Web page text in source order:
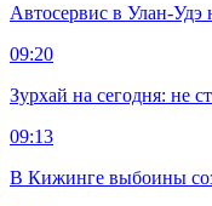
Автосервис в Улан-
09:20
Зурхай на сегодня: не
09:13
В Кижинге выбоины